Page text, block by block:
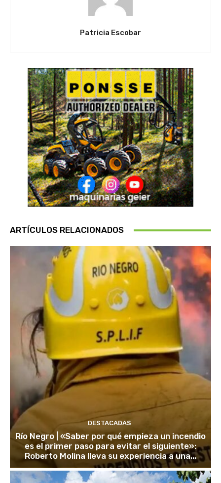
Patricia Escobar
ARTÍCULOS RELACIONADOS
DESTACADAS
Río Negro | «Saber por qué empieza un incendio
es el primer paso para evitar el siguiente»:
Roberto Molina lleva su experiencia a una...